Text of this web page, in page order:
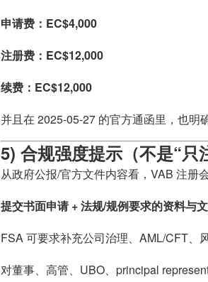
申请费：EC$4,000
注册费：EC$12,000
续费：EC$12,000
并且在 2025-05-27 的官方通函里，也明
5) 合规强度提示（不是“只
从政府公报/官方文件内容看，VAB 注册
提交书面申请 + 法规/规例要求的资料与
FSA 可要求补充公司治理、AML/CFT、
对董事、高管、UBO、principal